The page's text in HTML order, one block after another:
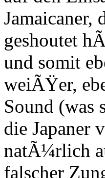
Jamaicaner,
geshoutet
und somit
weiÃŸer,
Sound (was
die Japaner
natÃ¼rlich
falscher